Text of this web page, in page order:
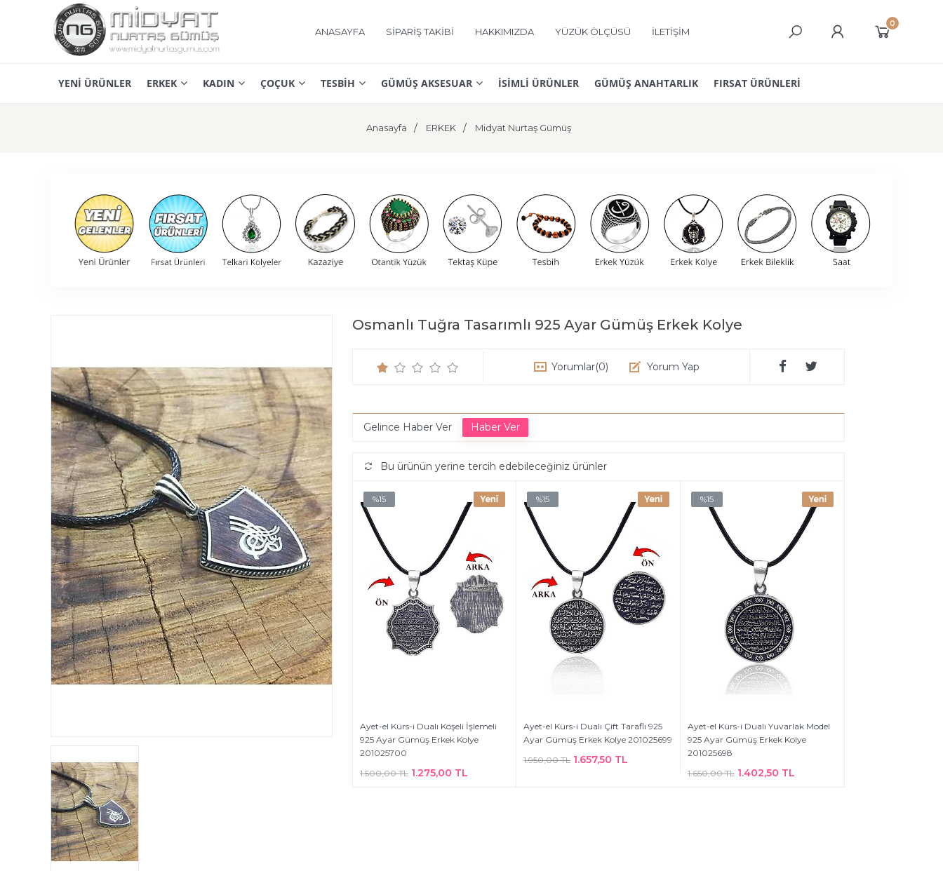
ANASAYFA SİPARİŞ TAKİBİ HAKKIMIZDA YÜZÜK ÖLÇÜSÜ İLETİŞİM
0
YENİ ÜRÜNLER ERKEK KADIN ÇOÇUK TESBİH GÜMÜŞ AKSESUAR İSİMLİ ÜRÜNLER GÜMÜŞ ANAHTARLIK FIRSAT ÜRÜNLERİ
Anasayfa ERKEK Midyat Nurtaş Gümüş
Osmanlı Tuğra Tasarımlı 925 Ayar Gümüş Erkek Kolye
Yorumlar(0) Yorum Yap
Gelince Haber Ver
Bu ürünün yerine tercih edebileceğiniz ürünler
%15
Ayet-el Kürs-i Dualı Köşeli İşlemeli
925 Ayar Gümüş Erkek Kolye
201025700
1.500,00 TL 1.275,00 TL
%15
Ayet-el Kürs-i Dualı Çift Taraflı 925
Ayar Gümüş Erkek Kolye 201025699
1.950,00 TL 1.657,50 TL
%15
Ayet-el Kürs-i Dualı Yuvarlak Model
925 Ayar Gümüş Erkek Kolye
201025698
1.650,00 TL 1.402,50 TL